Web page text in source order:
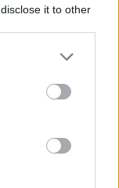
it to other
or more Google
may click to
party tags to
in below Google